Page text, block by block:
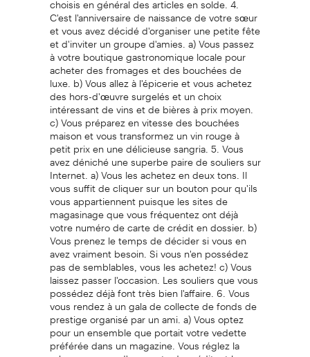
C'est l'anniversaire de naissance de votre sœur
et vous avez décidé d'organiser une petite fête
et d'inviter un groupe d'amies. a) Vous passez
à votre boutique gastronomique locale pour
acheter des fromages et des bouchées de
luxe. b) Vous allez à l'épicerie et vous achetez
des hors-d'œuvre surgelés et un choix
intéressant de vins et de bières à prix moyen.
c) Vous préparez en vitesse des bouchées
maison et vous transformez un vin rouge à
petit prix en une délicieuse sangria. 5. Vous
avez déniché une superbe paire de souliers sur
Internet. a) Vous les achetez en deux tons. Il
vous suffit de cliquer sur un bouton pour qu'ils
vous appartiennent puisque les sites de
magasinage que vous fréquentez ont déjà
votre numéro de carte de crédit en dossier. b)
Vous prenez le temps de décider si vous en
avez vraiment besoin. Si vous n'en possédez
pas de semblables, vous les achetez! c) Vous
laissez passer l'occasion. Les souliers que vous
possédez déjà font très bien l'affaire. 6. Vous
vous rendez à un gala de collecte de fonds de
prestige organisé par un ami. a) Vous optez
pour un ensemble que portait votre vedette
préférée dans un magazine. Vous réglez la